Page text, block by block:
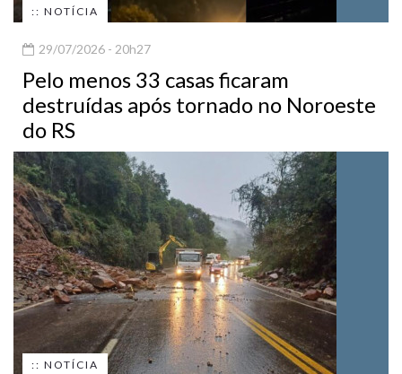
:: NOTÍCIA
29/07/2026 - 20h27
Pelo menos 33 casas ficaram
destruídas após tornado no Noroeste
do RS
:: NOTÍCIA